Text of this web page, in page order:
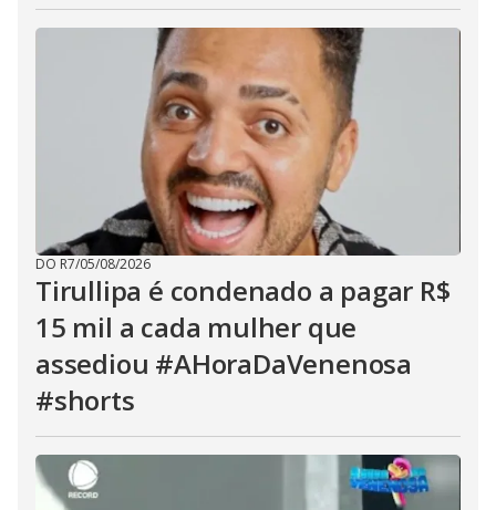
DO R7/05/08/2026
Tirullipa é condenado a pagar R$
15 mil a cada mulher que
assediou #AHoraDaVenenosa
#shorts